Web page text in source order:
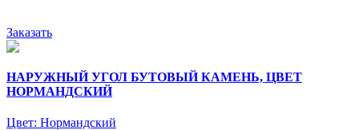
Заказать
НАРУЖНЫЙ УГОЛ БУТОВЫЙ КАМЕНЬ, ЦВЕТ
НОРМАНДСКИЙ
Цвет: Нормандский